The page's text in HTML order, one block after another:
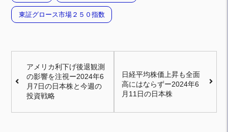
東証グロース市場２５０指数
アメリカ利下げ後退観測
の影響を注視ー2024年6
月7日の日本株と今週の
投資戦略
日経平均株価上昇も全面
高にはならずー2024年6
月11日の日本株